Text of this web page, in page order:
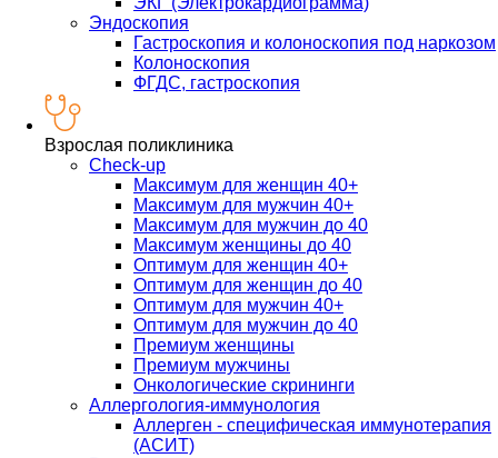
Эндоскопия
Гастроскопия и колоноскопия под наркозом
Колоноскопия
ФГДС, гастроскопия
Взрослая поликлиника
Check-up
Максимум для женщин 40+
Максимум для мужчин 40+
Максимум для мужчин до 40
Максимум женщины до 40
Оптимум для женщин 40+
Оптимум для женщин до 40
Оптимум для мужчин 40+
Оптимум для мужчин до 40
Премиум женщины
Премиум мужчины
Онкологические скрининги
Аллергология-иммунология
Аллерген - специфическая иммунотерапия
(АСИТ)